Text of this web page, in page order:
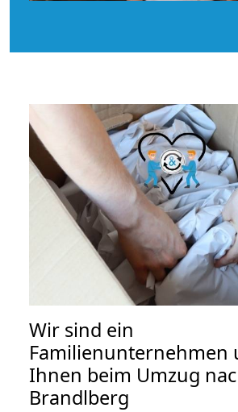
Wir sind ein
Familienunternehmen
Ihnen beim Umzug
Brandlberg